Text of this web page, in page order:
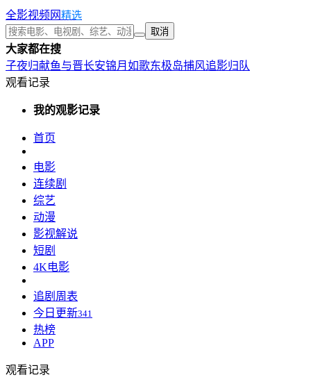
全影视频网精选
取消
大家都在搜
子夜归献鱼与晋长安锦月如歌东极岛捕风追影归队
观看记录
我的观影记录
首页
电影
连续剧
综艺
动漫
影视解说
短剧
4K电影
追剧周表
今日更新341
热榜
APP
观看记录